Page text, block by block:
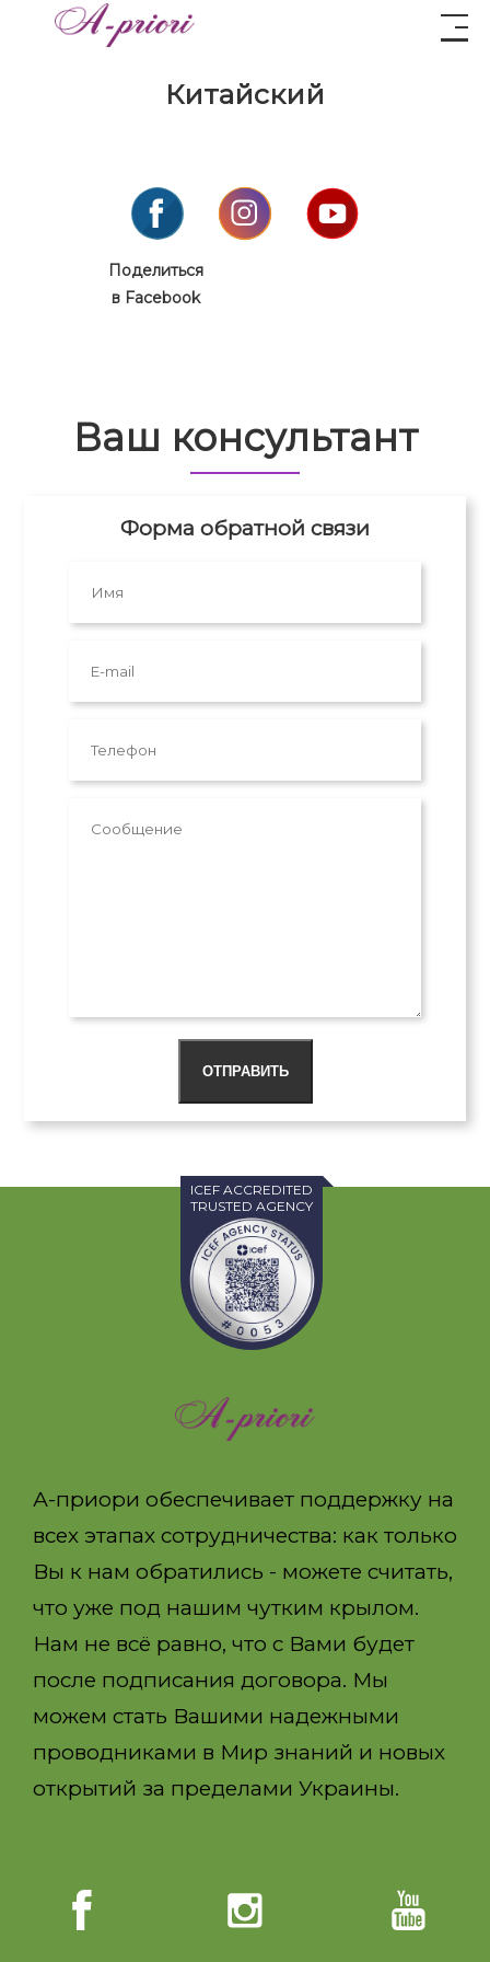
Китайский
Поделиться
в Facebook
Ваш консультант
Форма обратной связи
ОТПРАВИТЬ
ICEF ACCREDITED
TRUSTED AGENCY
А-приори обеспечивает поддержку на
всех этапах сотрудничества: как только
Вы к нам обратились - можете считать,
что уже под нашим чутким крылом.
Нам не всё равно, что с Вами будет
после подписания договора. Мы
можем стать Вашими надежными
проводниками в Мир знаний и новых
открытий за пределами Украины.